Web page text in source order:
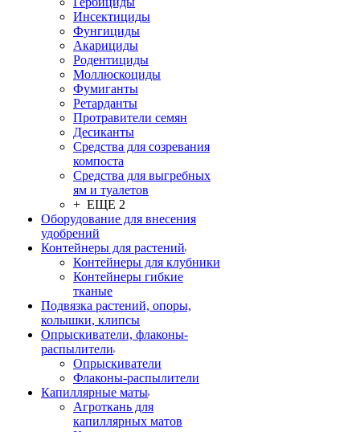
Инсектициды
Фунгициды
Акарициды
Родентициды
Моллюскоциды
Фумиганты
Ретарданты
Протравители семян
Десиканты
Средства для созревания
компоста
Средства для выгребных
ям и туалетов
+ ЕЩЕ 2
Оборудование для внесения
удобрений
Контейнеры для растений
Контейнеры для клубники
Контейнеры гибкие
тканые
Подвязка растений, опоры,
колышки, клипсы
Опрыскиватели, флаконы-
распылители
Опрыскиватели
Флаконы-распылители
Капиллярные маты
Агроткань для
капиллярных матов